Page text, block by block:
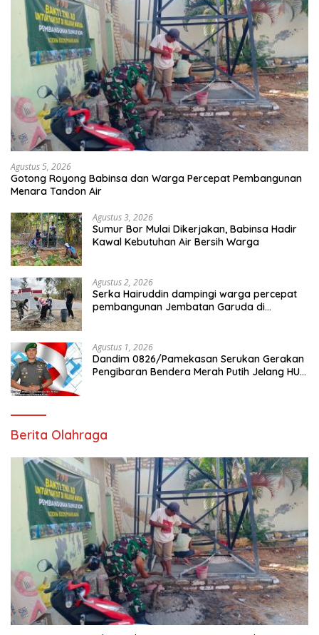
Agustus 5, 2026
Gotong Royong Babinsa dan Warga Percepat Pembangunan
Menara Tandon Air
Agustus 3, 2026
Sumur Bor Mulai Dikerjakan, Babinsa Hadir
Kawal Kebutuhan Air Bersih Warga
Agustus 2, 2026
Serka Hairuddin dampingi warga percepat
pembangunan Jembatan Garuda di
Agustus 1, 2026
Dandim 0826/Pamekasan Serukan Gerakan
Pengibaran Bendera Merah Putih Jelang HUT
Berita Olahraga